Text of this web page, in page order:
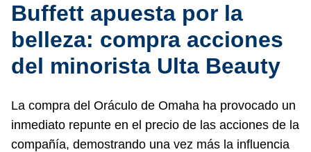
Buffett apuesta por la
belleza: compra acciones
del minorista Ulta Beauty
La compra del Oráculo de Omaha ha provocado un
inmediato repunte en el precio de las acciones de la
compañía, demostrando una vez más la influencia